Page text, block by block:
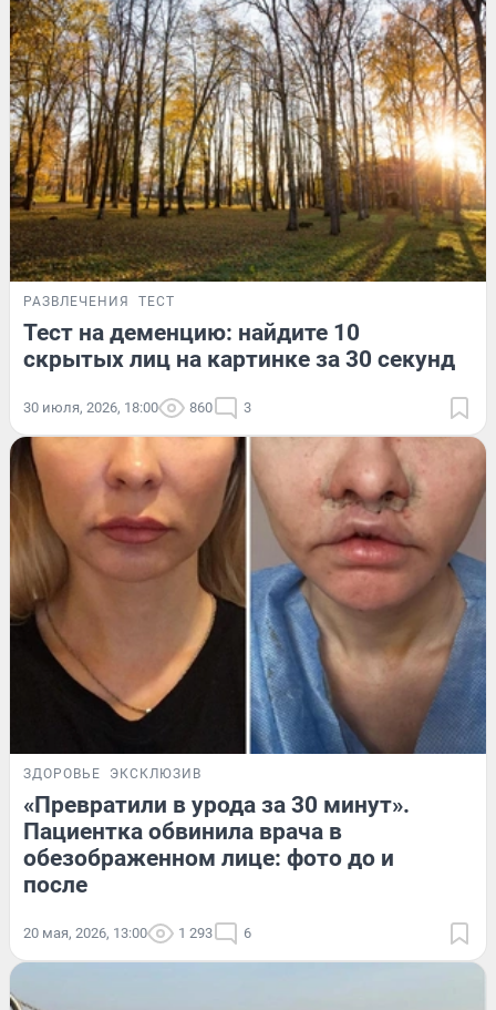
РАЗВЛЕЧЕНИЯ ТЕСТ
Тест на деменцию: найдите 10
скрытых лиц на картинке за 30 секунд
30 июля, 2026, 18:00 860 3
ЗДОРОВЬЕ ЭКСКЛЮЗИВ
«Превратили в урода за 30 минут».
Пациентка обвинила врача в
обезображенном лице: фото до и
после
20 мая, 2026, 13:00 1 293 6